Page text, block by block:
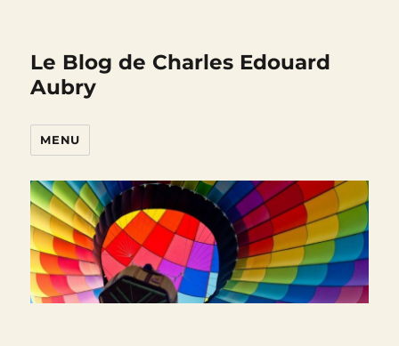
Le Blog de Charles Edouard
Aubry
MENU